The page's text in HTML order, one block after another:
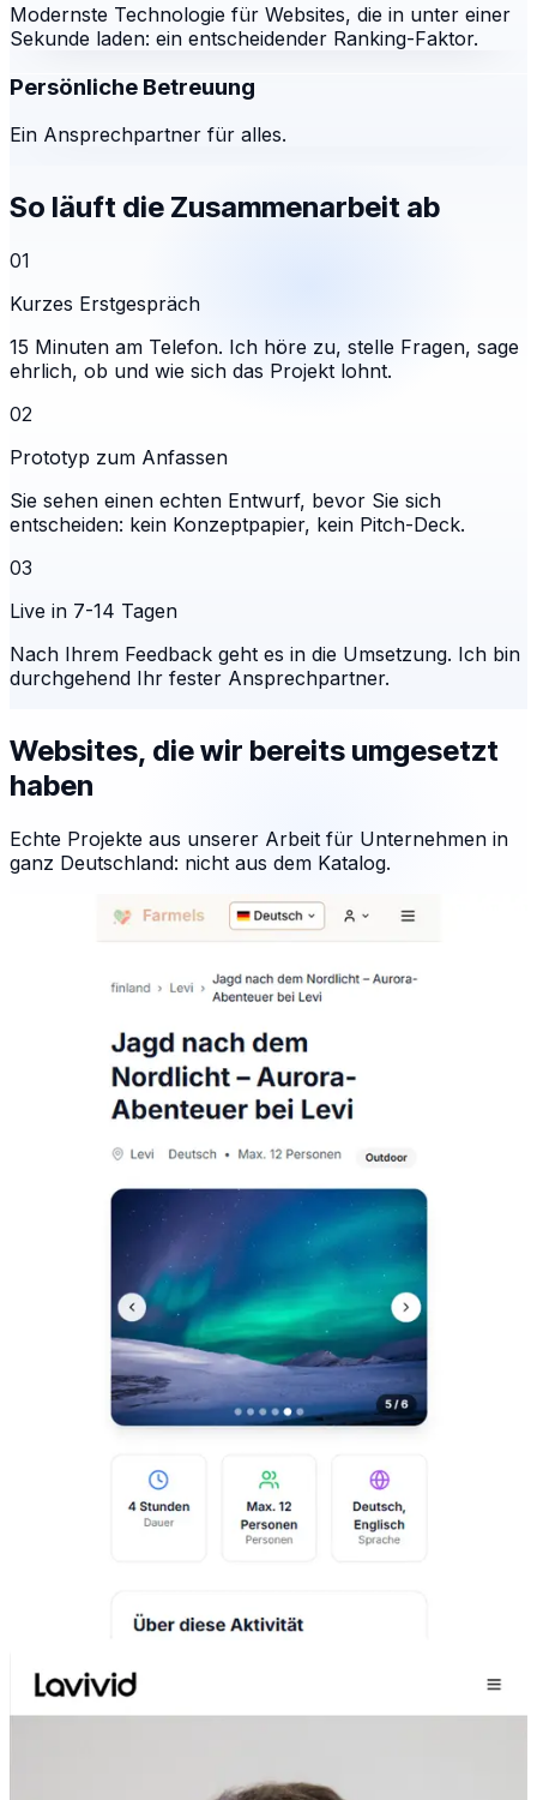
Modernste Technologie für Websites, die in unter einer
Sekunde laden: ein entscheidender Ranking-Faktor.
Persönliche Betreuung
Ein Ansprechpartner für alles.
So läuft die Zusammenarbeit ab
01
Kurzes Erstgespräch
15 Minuten am Telefon. Ich höre zu, stelle Fragen, sage
ehrlich, ob und wie sich das Projekt lohnt.
02
Prototyp zum Anfassen
Sie sehen einen echten Entwurf, bevor Sie sich
entscheiden: kein Konzeptpapier, kein Pitch-Deck.
03
Live in 7-14 Tagen
Nach Ihrem Feedback geht es in die Umsetzung. Ich bin
durchgehend Ihr fester Ansprechpartner.
Websites, die wir bereits umgesetzt
haben
Echte Projekte aus unserer Arbeit für Unternehmen in
ganz Deutschland: nicht aus dem Katalog.